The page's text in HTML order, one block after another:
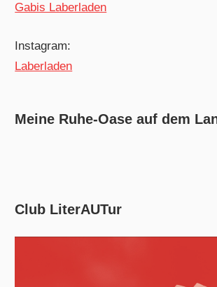
Gabis Laberladen
Instagram:
Laberladen
Meine Ruhe-Oase auf dem
Club LiterAUTur